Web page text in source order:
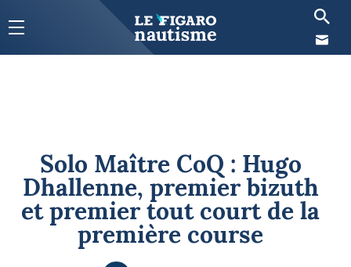
Solo Maître CoQ : Hugo
Dhallenne, premier bizuth
et premier tout court de la
première course